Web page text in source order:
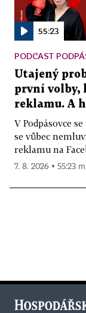
55:23
PODCAST
Utajený
první volby,
reklamu. A
V Podpásovce
se vůbec
reklamu na
7. 8. 2026 ▪ 55:23